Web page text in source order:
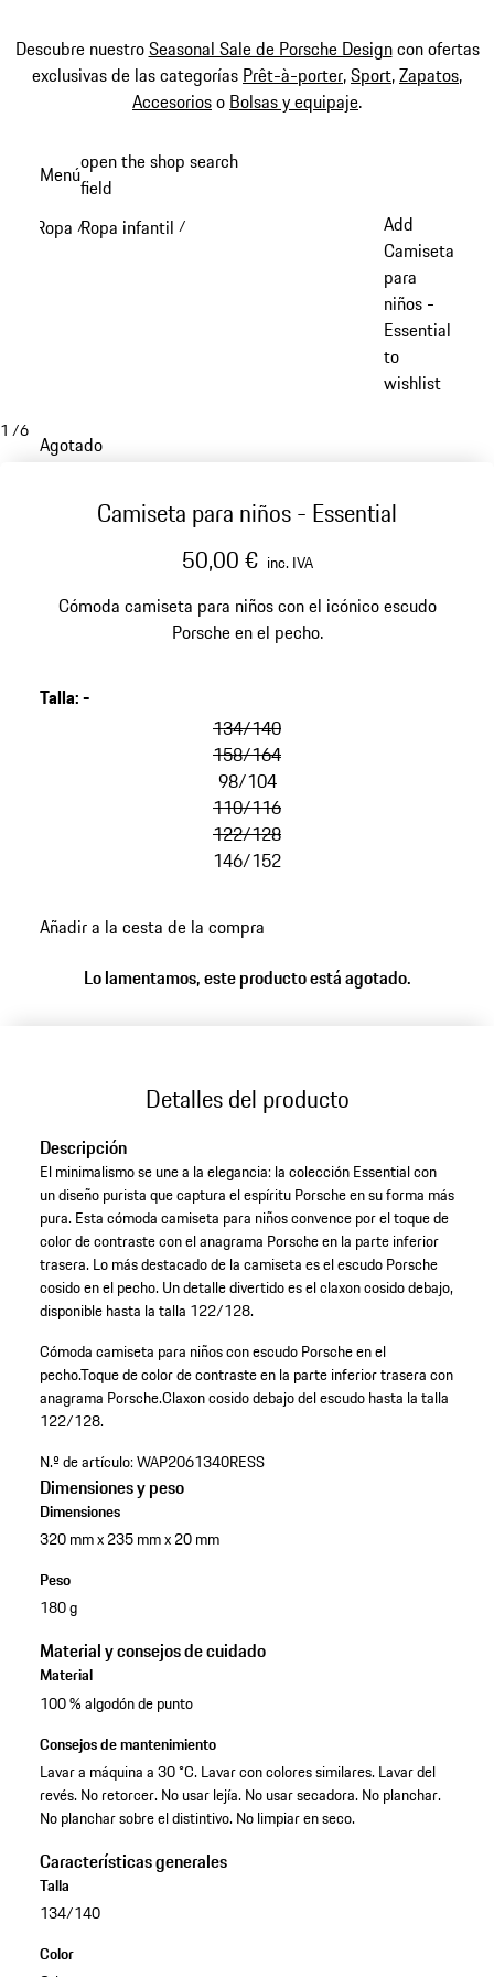
Descubre nuestroSeasonal Sale de Porsche Designcon ofertas
exclusivas de las categorías Prêt-à-porter,Sport,Zapatos,
Accesorioso Bolsas y equipaje.
principal
Menúopen the shop search
field
Ropa /Ropa infantil /
Add
Camiseta
para
niños -
Essential
to
wishlist
1 /6
Agotado
Camiseta para niños - Essential
50,00 € inc. IVA
Cómoda camiseta para niños con el icónico escudo
Porsche en el pecho.
Talla:-
134/140
158/164
98/104
110/116
122/128
146/152
Añadir a la cesta de la compra
Lo lamentamos, este producto está agotado.
Detalles del producto
Descripción
El minimalismo se une a la elegancia: la colección Essential con
un diseño purista que captura el espíritu Porsche en su forma más
pura. Esta cómoda camiseta para niños convence por el toque de
color de contraste con el anagrama Porsche en la parte inferior
trasera. Lo más destacado de la camiseta es el escudo Porsche
cosido en el pecho. Un detalle divertido es el claxon cosido debajo,
disponible hasta la talla 122/128.
Cómoda camiseta para niños con escudo Porsche en el
pecho.Toque de color de contraste en la parte inferior trasera con
anagrama Porsche.Claxon cosido debajo del escudo hasta la talla
122/128.
N.º de artículo:WAP2061340RESS
Dimensiones y peso
Dimensiones
320 mm x 235 mm x 20 mm
Peso
180 g
Material y consejos de cuidado
Material
100 % algodón de punto
Consejos de mantenimiento
Lavar a máquina a 30 °C. Lavar con colores similares. Lavar del
revés. No retorcer. No usar lejía. No usar secadora. No planchar.
No planchar sobre el distintivo. No limpiar en seco.
Características generales
Talla
134/140
Color